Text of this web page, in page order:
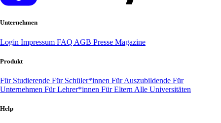
Unternehmen
Login Impressum FAQ AGB Presse Magazine
Produkt
Für Studierende Für Schüler*innen Für Auszubildende Für
Unternehmen Für Lehrer*innen Für Eltern Alle Universitäten
Help